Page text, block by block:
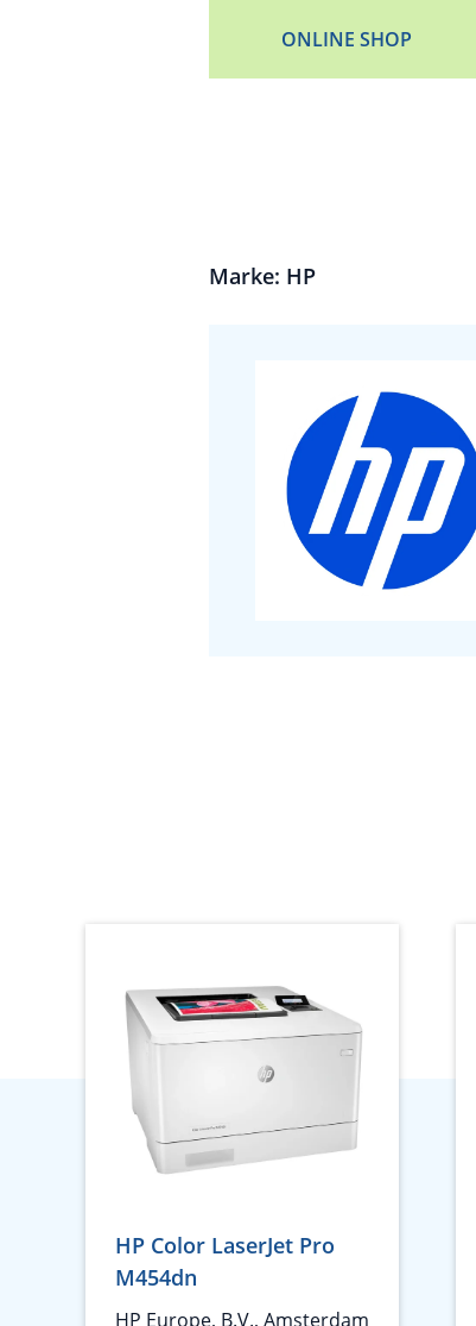
ONLINE SHOP
Marke: HP
HP Color LaserJet Pro
M454dn
HP Europe, B.V., Amsterdam